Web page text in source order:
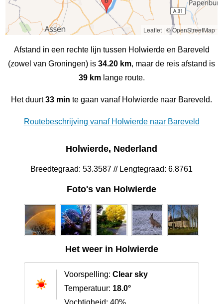
Leaflet| © OpenStreetMap
Afstand in een rechte lijn tussen Holwierde en Bareveld
(zowel van Groningen) is 34.20 km, maar de reis afstand is
39 kmlange route.
Het duurt33 min te gaan vanaf Holwierde naar Bareveld.
Routebeschrijving vanaf Holwierde naar Bareveld
Holwierde, Nederland
Breedtegraad: 53.3587 // Lengtegraad: 6.8761
Foto's van Holwierde
Het weer in Holwierde
Voorspelling: Clear sky
Temperatuur: 18.0°